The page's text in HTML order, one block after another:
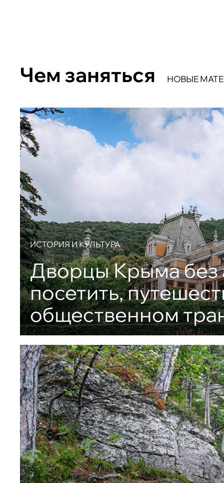
Чем заняться НОВЫЕ
ИСТОРИЯ И КУЛЬТУРА
Дворцы Крыма без
посетить,
общественном